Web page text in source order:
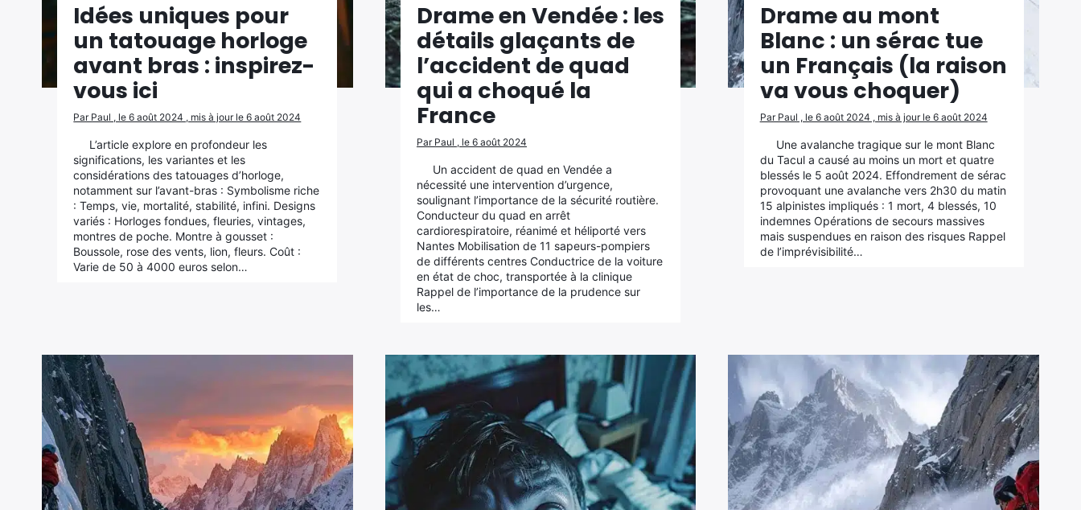
Idées uniques pour
un tatouage horloge
avant bras : inspirez-
vous ici
Par Paul , le 6 août 2024 , mis à jour le 6 août 2024
L’article explore en profondeur les
significations, les variantes et les
considérations des tatouages d’horloge,
notamment sur l’avant-bras : Symbolisme riche
: Temps, vie, mortalité, stabilité, infini. Designs
variés : Horloges fondues, fleuries, vintages,
montres de poche. Montre à gousset :
Boussole, rose des vents, lion, fleurs. Coût :
Varie de 50 à 4000 euros selon…
Drame en Vendée : les
détails glaçants de
l’accident de quad
qui a choqué la
France
Par Paul , le 6 août 2024
Un accident de quad en Vendée a
nécessité une intervention d’urgence,
soulignant l’importance de la sécurité routière.
Conducteur du quad en arrêt
cardiorespiratoire, réanimé et héliporté vers
Nantes Mobilisation de 11 sapeurs-pompiers
de différents centres Conductrice de la voiture
en état de choc, transportée à la clinique
Rappel de l’importance de la prudence sur
les…
Drame au mont
Blanc : un sérac tue
un Français (la raison
va vous choquer)
Par Paul , le 6 août 2024 , mis à jour le 6 août 2024
Une avalanche tragique sur le mont Blanc
du Tacul a causé au moins un mort et quatre
blessés le 5 août 2024. Effondrement de sérac
provoquant une avalanche vers 2h30 du matin
15 alpinistes impliqués : 1 mort, 4 blessés, 10
indemnes Opérations de secours massives
mais suspendues en raison des risques Rappel
de l’imprévisibilité…